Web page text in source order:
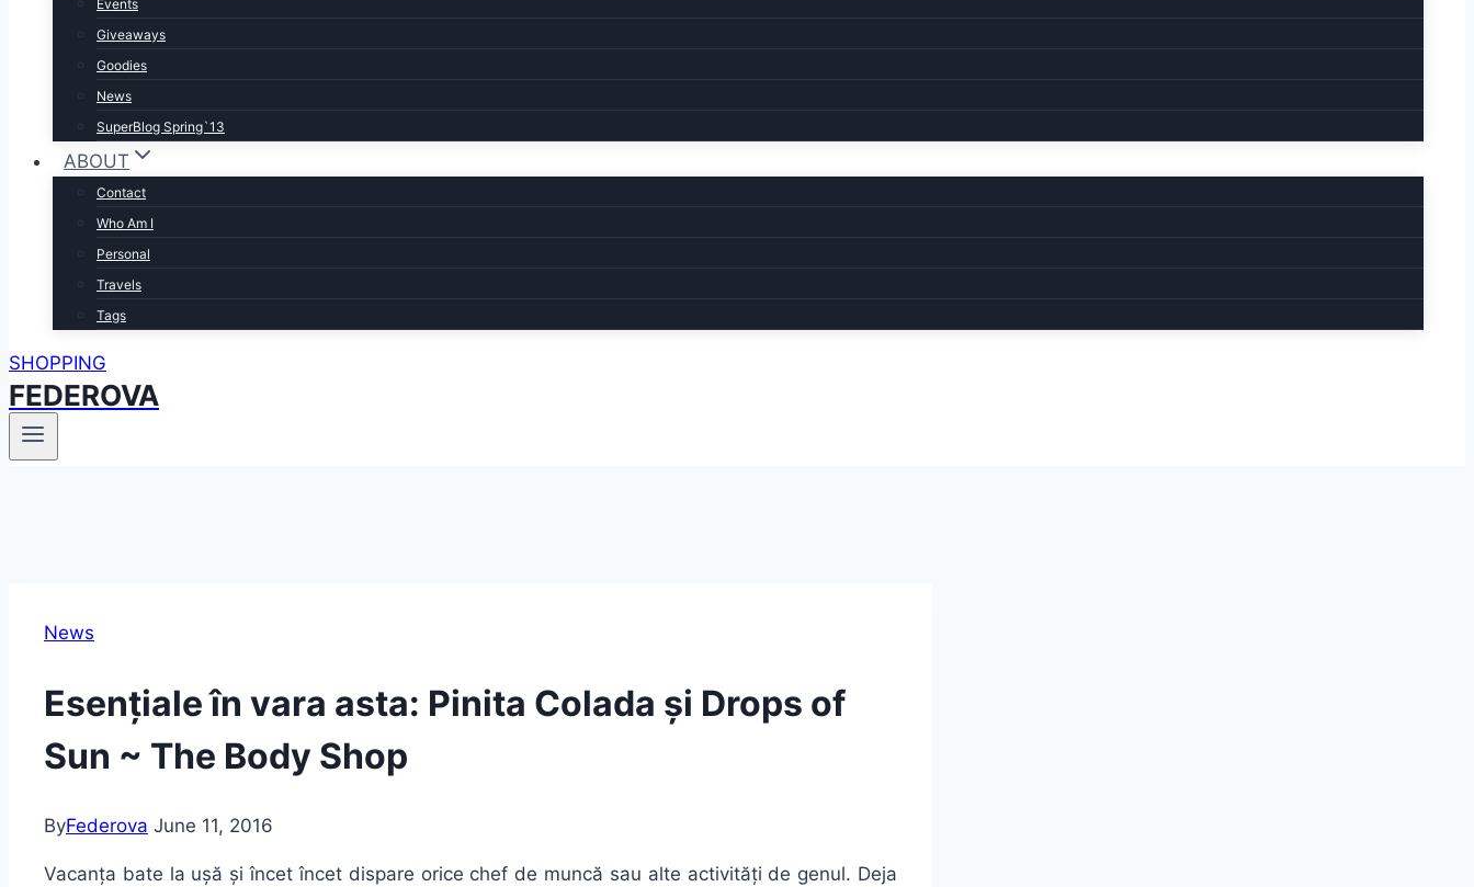
Events
Giveaways
Goodies
News
SuperBlog Spring`13
ABOUT
Contact
Who Am I
Personal
Travels
Tags
SHOPPING
FEDEROVA
News
Esențiale în vara asta: Pinita Colada și Drops of
Sun ~ The Body Shop
ByFederova June 11, 2016
Vacanța bate la ușă și încet încet dispare orice chef de muncă sau alte activități de genul. Deja